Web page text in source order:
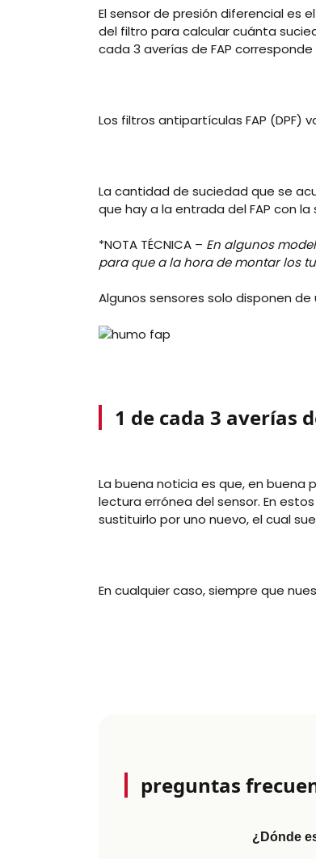
El sensor de presión diferencial
del filtro para calcular cuánta
cada 3 averías de FAP
Los filtros antipartículas FAP
La cantidad de suciedad que se
que hay a la entrada del FAP con la
*NOTA TÉCNICA – En algunos
para que a la hora de montar los
Algunos sensores solo disponen
1 de cada 3 averías
La buena noticia es que, en buena
lectura errónea del sensor. En
sustituirlo por uno nuevo, el cual
En cualquier caso, siempre que
preguntas
¿Dónde